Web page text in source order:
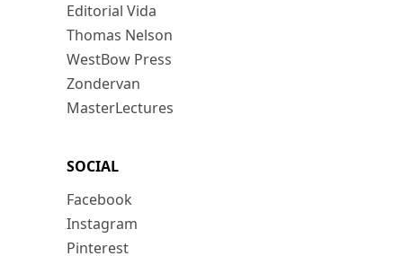
Editorial Vida
Thomas Nelson
WestBow Press
Zondervan
MasterLectures
SOCIAL
Facebook
Instagram
Pinterest